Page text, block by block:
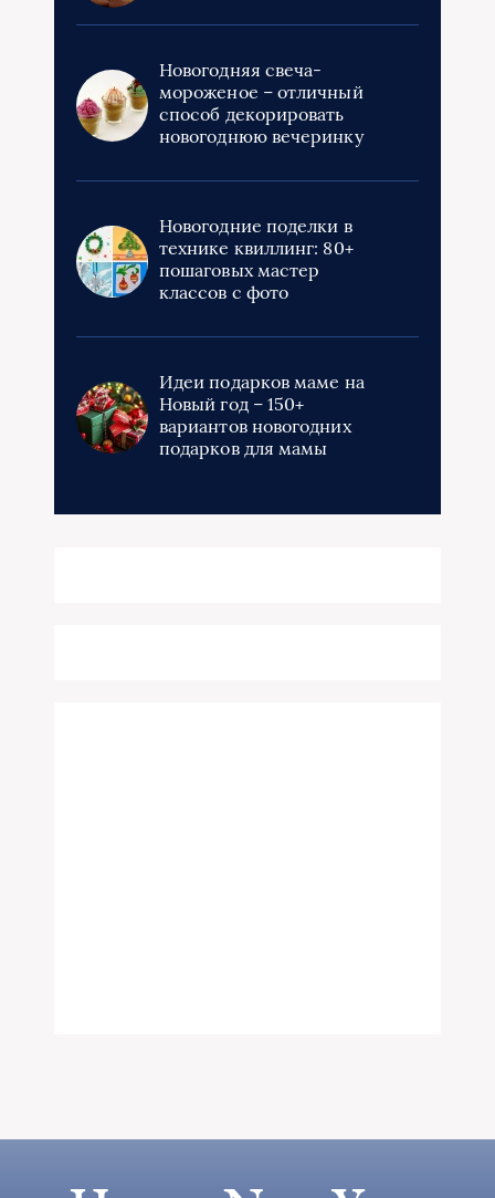
Новогодняя свеча-
мороженое – отличный
способ декорировать
новогоднюю вечеринку
Новогодние поделки в
технике квиллинг: 80+
пошаговых мастер
классов с фото
Идеи подарков маме на
Новый год – 150+
вариантов новогодних
подарков для мамы